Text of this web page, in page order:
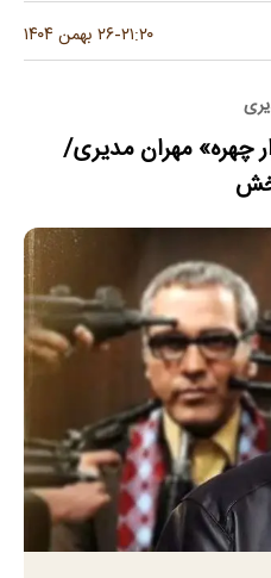
۲۱:۲۰-۲۶ بهمن ۱۴۰۴
چهره» مهران مدیری/